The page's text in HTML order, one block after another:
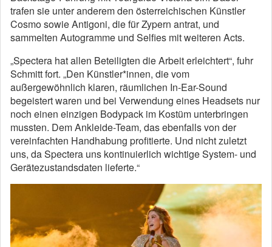
trafen sie unter anderem den österreichischen Künstler
Cosmo sowie Antigoni, die für Zypern antrat, und
sammelten Autogramme und Selfies mit weiteren Acts.
„Spectera hat allen Beteiligten die Arbeit erleichtert“, fuhr
Schmitt fort. „Den Künstler*innen, die vom
außergewöhnlich klaren, räumlichen In-Ear-Sound
begeistert waren und bei Verwendung eines Headsets nur
noch einen einzigen Bodypack im Kostüm unterbringen
mussten. Dem Ankleide-Team, das ebenfalls von der
vereinfachten Handhabung profitierte. Und nicht zuletzt
uns, da Spectera uns kontinuierlich wichtige System- und
Gerätezustandsdaten lieferte.“